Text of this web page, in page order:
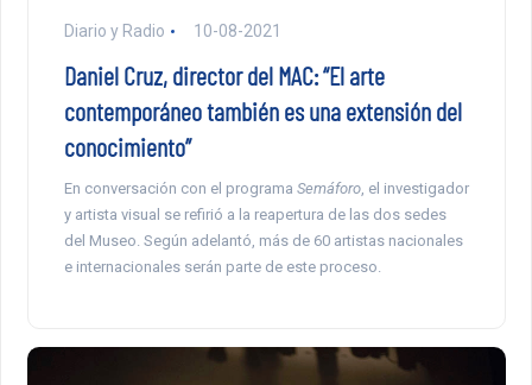
Diario y Radio 10-08-2021
Daniel Cruz, director del MAC: “El arte
contemporáneo también es una extensión del
conocimiento”
En conversación con el programa Semáforo, el investigador
y artista visual se refirió a la reapertura de las dos sedes
del Museo. Según adelantó, más de 60 artistas nacionales
e internacionales serán parte de este proceso.